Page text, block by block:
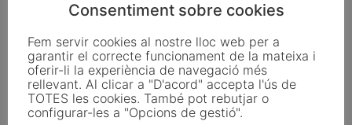
El president Illa insta a
una «oportunitat» per a
Catalunya
Quatre projectes locals
Articles relacionats
Consentiment sobre cookies
Fem servir cookies al nostre lloc web per a
garantir el correcte funcionament de la mateixa i
oferir-li la experiència de navegació més
rellevant. Al clicar a "D'acord" accepta l'ús de
TOTES les cookies. També pot rebutjar o
configurar-les a "Opcions de gestió".